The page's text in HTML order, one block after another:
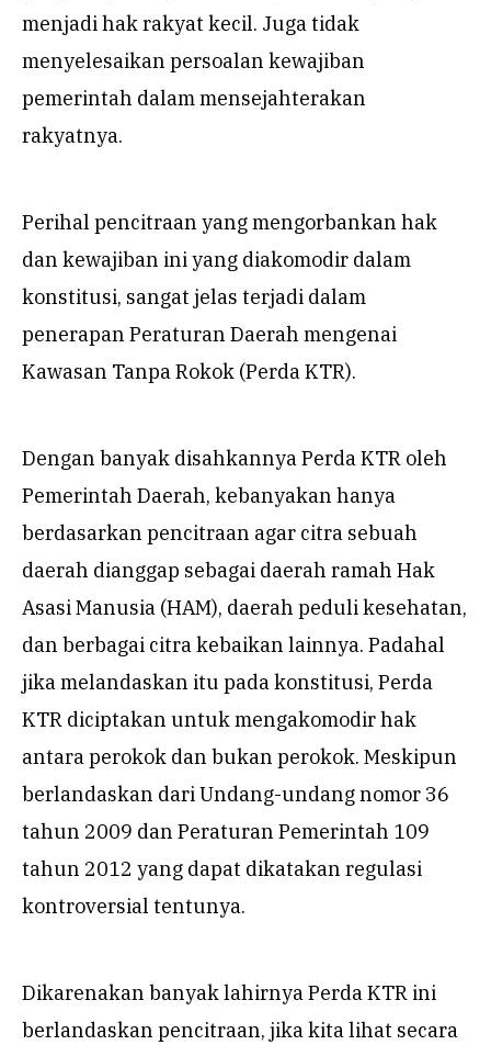
menjadi hak rakyat kecil. Juga tidak
menyelesaikan persoalan kewajiban
pemerintah dalam mensejahterakan
rakyatnya.
Perihal pencitraan yang mengorbankan hak
dan kewajiban ini yang diakomodir dalam
konstitusi, sangat jelas terjadi dalam
penerapan Peraturan Daerah mengenai
Kawasan Tanpa Rokok (Perda KTR).
Dengan banyak disahkannya Perda KTR oleh
Pemerintah Daerah, kebanyakan hanya
berdasarkan pencitraan agar citra sebuah
daerah dianggap sebagai daerah ramah Hak
Asasi Manusia (HAM), daerah peduli kesehatan,
dan berbagai citra kebaikan lainnya. Padahal
jika melandaskan itu pada konstitusi, Perda
KTR diciptakan untuk mengakomodir hak
antara perokok dan bukan perokok. Meskipun
berlandaskan dari Undang-undang nomor 36
tahun 2009 dan Peraturan Pemerintah 109
tahun 2012 yang dapat dikatakan regulasi
kontroversial tentunya.
Dikarenakan banyak lahirnya Perda KTR ini
berlandaskan pencitraan, jika kita lihat secara